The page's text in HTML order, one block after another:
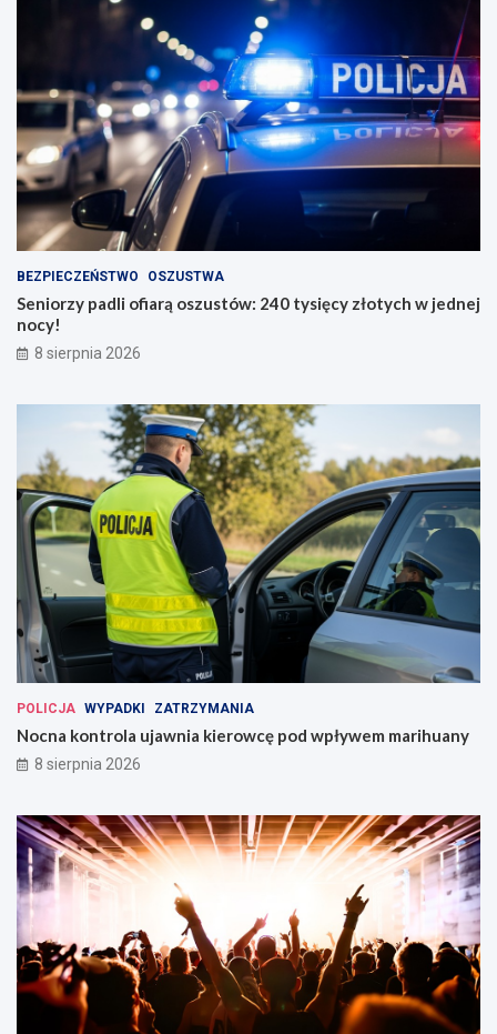
BEZPIECZEŃSTWO OSZUSTWA
Seniorzy padli ofiarą oszustów: 240 tysięcy złotych w jednej
nocy!
8 sierpnia 2026
POLICJA WYPADKI ZATRZYMANIA
Nocna kontrola ujawnia kierowcę pod wpływem marihuany
8 sierpnia 2026